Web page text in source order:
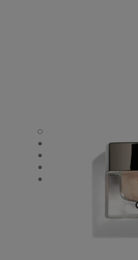
SUBLIMAGE LE TEINT - Vue
SUBLIMAGE LE TEINT - Vue
SUBLIMAGE LE TEINT - Vue
SUBLIMAGE LE TEINT -
SUBLIMAGE LE TEINT -